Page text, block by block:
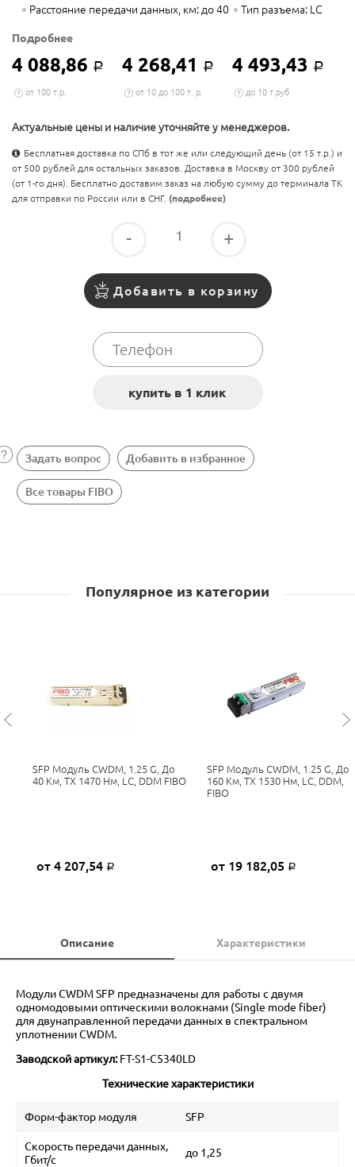
Расстояние передачи данных, км: до 40
Тип разъема: LC
Подробнее
4 088,86 Р 4 268,41 Р 4 493,43 Р
от 100 т.р. от 10 до 100 т. р. до 10 т.руб
Актуальные цены и наличие уточняйте у менеджеров.
Бесплатная доставка по СПб в тот же или следующий день (от 15 т.р.) и
от 500 рублей для остальных заказов. Доставка в Москву от 300 рублей
(от 1-го дня). Бесплатно доставим заказ на любую сумму до терминала ТК
для отправки по России или в СНГ. (подробнее)
- +
Добавить в корзину
Задать вопрос Добавить в избранное
Все товары FIBO
Популярное из категории
SFP Модуль CWDM, 1.25 G, До
40 Км, TX 1470 Нм, LC, DDM FIBO
от 4 207,54 Р
SFP Модуль CWDM, 1.25 G, До
160 Км, TX 1530 Нм, LC, DDM,
FIBO
от 19 182,05 Р
Описание Характеристики
Модули CWDM SFP предназначены для работы с двумя
одномодовыми оптическими волокнами (Single mode fiber)
для двунаправленной передачи данных в спектральном
уплотнении CWDM.
Заводской артикул:FT-S1-C5340LD
Технические характеристики
Форм-фактор модуля SFP
Скорость передачи данных,
Гбит/с
до 1,25